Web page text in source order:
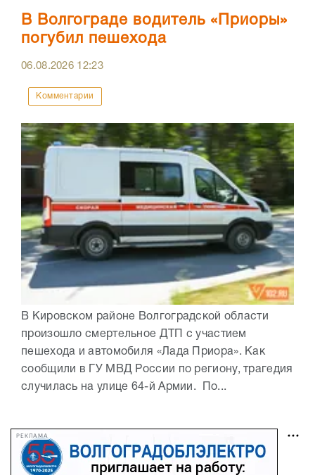
В Волгограде водитель «Приоры»
погубил пешехода
06.08.2026 12:23
Комментарии
В Кировском районе Волгоградской области
произошло смертельное ДТП с участием
пешехода и автомобиля «Лада Приора». Как
сообщили в ГУ МВД России по региону, трагедия
случилась на улице 64-й Армии. По...
РЕКЛАМА